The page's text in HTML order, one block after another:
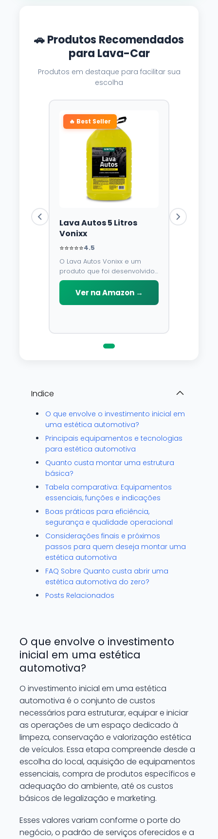
🚗 Produtos Recomendados
para Lava-Car
Produtos em destaque para facilitar sua
escolha
🔥 Best Seller
Lava Autos 5 Litros
Vonixx
⭐⭐⭐⭐⭐4.5
O Lava Autos Vonixx e um
produto que foi desenvolvido
para limpar, proteger e
conservar a lataria do veiculo.
Por possuir pH neutro, pode
Ver na Amazon →
Indice
O que envolve o investimento inicial em
uma estética automotiva?
Principais equipamentos e tecnologias
para estética automotiva
Quanto custa montar uma estrutura
básica?
Tabela comparativa: Equipamentos
essenciais, funções e indicações
Boas práticas para eficiência,
segurança e qualidade operacional
Considerações finais e próximos
passos para quem deseja montar uma
estética automotiva
FAQ Sobre Quanto custa abrir uma
estética automotiva do zero?
Posts Relacionados
O que envolve o investimento
inicial em uma estética
automotiva?
O investimento inicial em uma estética
automotiva é o conjunto de custos
necessários para estruturar, equipar e iniciar
as operações de um espaço dedicado à
limpeza, conservação e valorização estética
de veículos. Essa etapa compreende desde a
escolha do local, aquisição de equipamentos
essenciais, compra de produtos específicos e
adequação do ambiente, até os custos
básicos de legalização e marketing.
Esses valores variam conforme o porte do
negócio, o padrão de serviços oferecidos e a